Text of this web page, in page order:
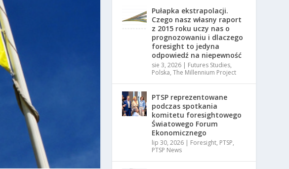
Pułapka ekstrapolacji.
Czego nasz własny raport
z 2015 roku uczy nas o
prognozowaniu i dlaczego
foresight to jedyna
odpowiedź na niepewność
sie 3, 2026 | Futures Studies,
Polska,The Millennium Project
PTSP reprezentowane
podczas spotkania
komitetu foresightowego
Światowego Forum
Ekonomicznego
lip 30, 2026 | Foresight, PTSP,
PTSP News